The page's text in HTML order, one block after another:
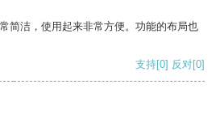
简洁，使用起来非常方便。功能的布局也
支持[0] 反对[0]